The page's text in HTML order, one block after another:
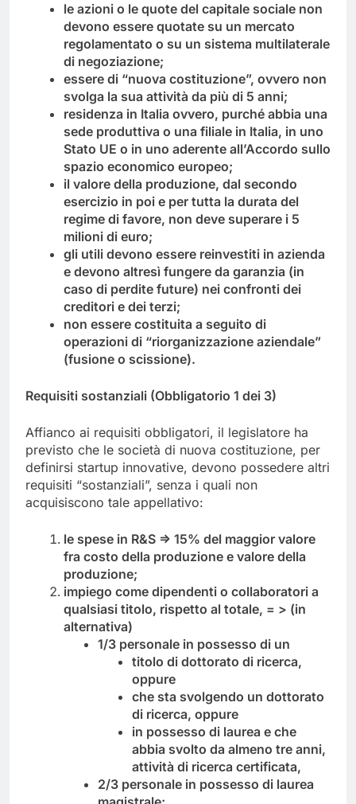
le azioni o le quote del capitale sociale non
devono essere quotate su un mercato
regolamentato o su un sistema multilaterale
di negoziazione;
essere di “nuova costituzione”, ovvero non
svolga la sua attività da più di 5 anni;
residenza in Italia ovvero, purché abbia una
sede produttiva o una filiale in Italia, in uno
Stato UE o in uno aderente all’Accordo sullo
spazio economico europeo;
il valore della produzione, dal secondo
esercizio in poi e per tutta la durata del
regime di favore, non deve superare i 5
milioni di euro;
gli utili devono essere reinvestiti in azienda
e devono altresì fungere da garanzia (in
caso di perdite future) nei confronti dei
creditori e dei terzi;
non essere costituita a seguito di
operazioni di “riorganizzazione aziendale”
(fusione o scissione).
Requisiti sostanziali (Obbligatorio 1 dei 3)
Affianco ai requisiti obbligatori, il legislatore ha
previsto che le società di nuova costituzione, per
definirsi startup innovative, devono possedere altri
requisiti “sostanziali”, senza i quali non
acquisiscono tale appellativo:
le spese in R&S => 15% del maggior valore
fra costo della produzione e valore della
produzione;
impiego come dipendenti o collaboratori a
qualsiasi titolo, rispetto al totale, = > (in
alternativa)
1/3 personale in possesso di un
titolo di dottorato di ricerca,
oppure
che sta svolgendo un dottorato
di ricerca, oppure
in possesso di laurea e che
abbia svolto da almeno tre anni,
attività di ricerca certificata,
2/3 personale in possesso di laurea